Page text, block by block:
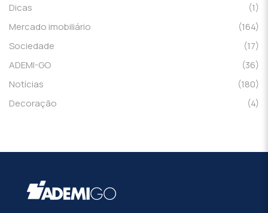
Dicas
(1)
Mercado imobiliário
(164)
Sociedade
(17)
ADEMI-GO
(36)
Notícias
(180)
Decoração
(4)